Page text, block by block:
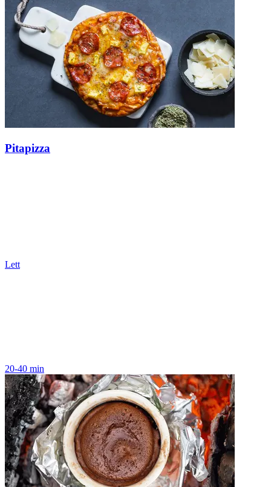
Pitapizza
Lett
20-40 min